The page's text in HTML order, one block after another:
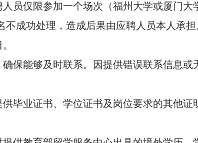
员仅限参加一个场次（福州大学或厦门
成功处理，造成后果由应聘人员本人承担
保能够及时联系。因提供错误联系信息
毕业证书、学位证书及岗位要求的其他